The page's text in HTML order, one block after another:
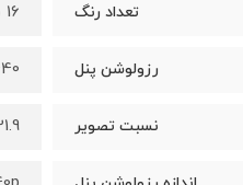
تعداد رنگ 16 میلیون رنگ
رزولوشن پنل 3440
نسبت تصویر